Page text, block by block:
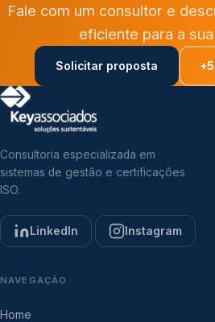
Fale com um consultor e
eficiente para a
Solicitar proposta
Consultoria especializada em
sistemas de gestão e certificações
ISO.
LinkedIn Instagram
NAVEGAÇÃO
Home